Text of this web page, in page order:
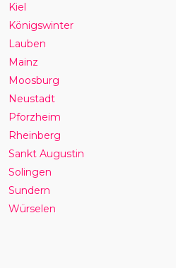
Kiel
Königswinter
Lauben
Mainz
Moosburg
Neustadt
Pforzheim
Rheinberg
Sankt Augustin
Solingen
Sundern
Würselen